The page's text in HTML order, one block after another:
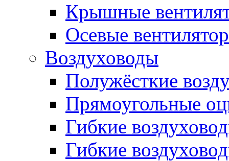
Крышные
Осевые
Воздуховоды
Полужёсткие
Прямоугольные
Гибкие
Гибкие